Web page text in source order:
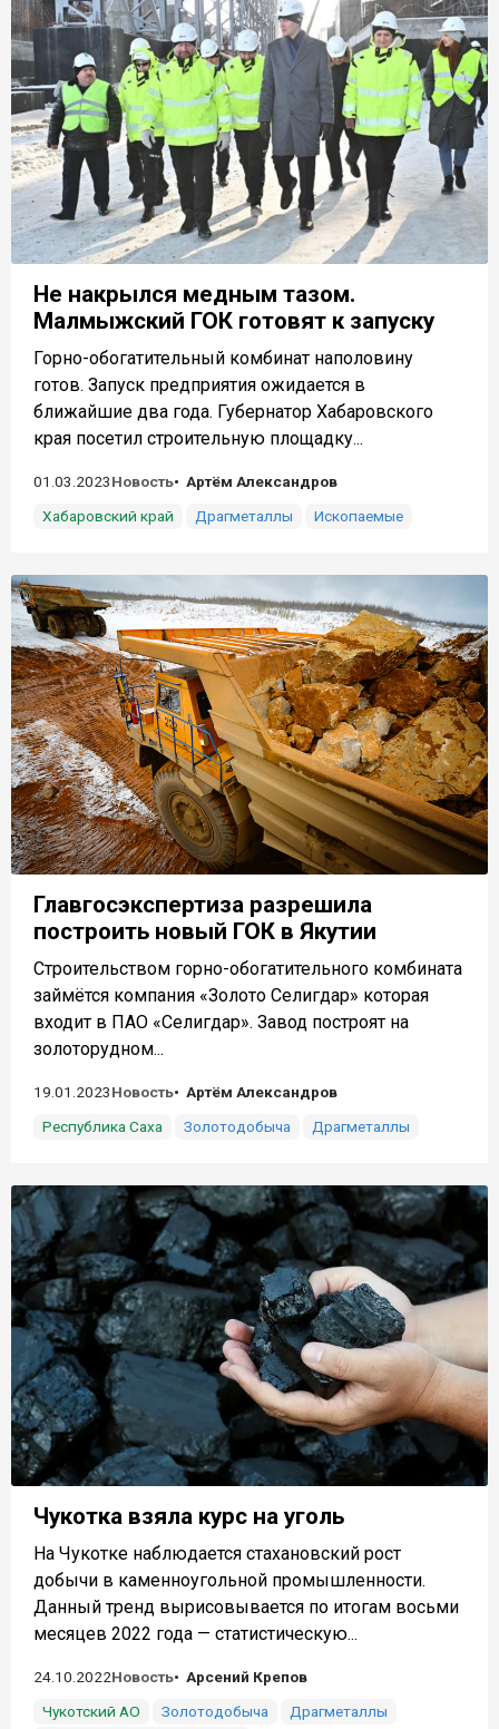
Не накрылся медным тазом.
Малмыжский ГОК готовят к запуску
Горно-обогатительный комбинат наполовину
готов. Запуск предприятия ожидается в
ближайшие два года. Губернатор Хабаровского
края посетил строительную площадку...
01.03.2023Новость
Артём Александров
Хабаровский край
Драгметаллы Ископаемые
Главгосэкспертиза разрешила
построить новый ГОК в Якутии
Строительством горно-обогатительного комбината
займётся компания «Золото Селигдар» которая
входит в ПАО «Селигдар». Завод построят на
золоторудном...
19.01.2023Новость
Артём Александров
Республика Саха
Золотодобыча Драгметаллы
Чукотка взяла курс на уголь
На Чукотке наблюдается стахановский рост
добычи в каменноугольной промышленности.
Данный тренд вырисовывается по итогам восьми
месяцев 2022 года — статистическую...
24.10.2022Новость
Арсений Крепов
Чукотский АО
Золотодобыча
Драгметаллы